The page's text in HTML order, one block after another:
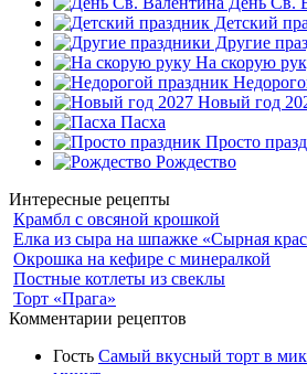
Детский
Другие
На скорую
Новый год
Пасха
Просто
Рождество
Интересные рецепты
Крамбл с овсяной крошкой
Елка из сыра на шпажке «Сырная
Окрошка на кефире с минералкой
Постные котлеты из свеклы
Торт «Прага»
Комментарии рецептов
Гость Самый вкусный торт в